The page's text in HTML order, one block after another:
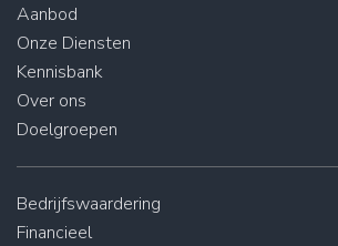
Aanbod
Onze Diensten
Kennisbank
Over ons
Doelgroepen
Bedrijfswaardering
Financieel